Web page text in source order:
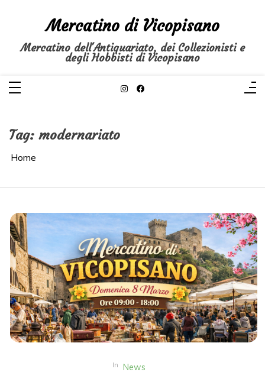
Mercatino di Vicopisano
Mercatino dell'Antiquariato, dei Collezionisti e
degli Hobbisti di Vicopisano
Tag: modernariato
Home
In News